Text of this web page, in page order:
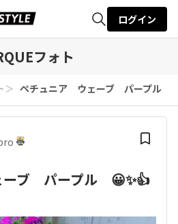
検索
ログイン
フォト
＞ ペチュニア ウェーブ パープル
ブ パープル 😀✨👍